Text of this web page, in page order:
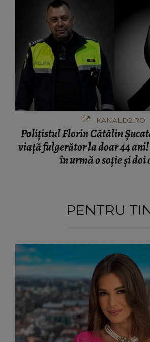
KANALD2.RO
Polițistul Florin Cătălin
viață fulgerător la doar 44
în urmă o soție și doi
PENTRU